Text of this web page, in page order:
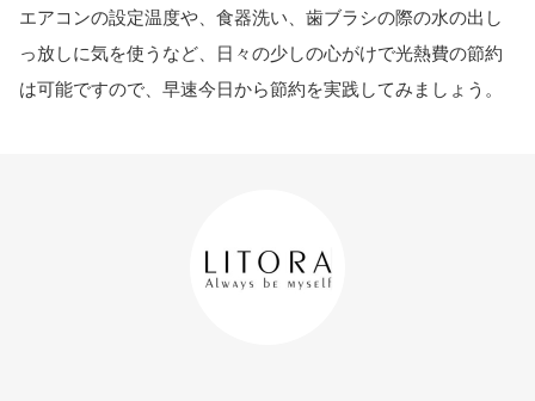
エアコンの設定温度や、食器洗い、歯ブラシの際の水の出し
っ放しに気を使うなど、日々の少しの心がけで光熱費の節約
は可能ですので、早速今日から節約を実践してみましょう。